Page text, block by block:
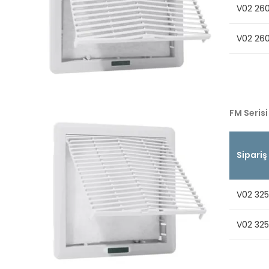
V02
V02
FM
Sipariş
V02
V02